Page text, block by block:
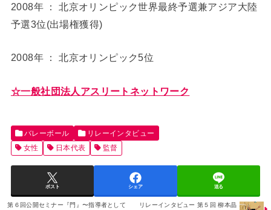
2008年 ： 北京オリンピック世界最終予選兼アジア大陸
予選3位(出場権獲得)
2008年 ： 北京オリンピック5位
☆一般社団法人アスリートネットワーク
バレーボール
リレーインタビュー
女性
日本代表 監督
ポスト シェア 送る
第６回公開セミナー『門』〜指導者として
リレーインタビュー 第５回 柳本晶